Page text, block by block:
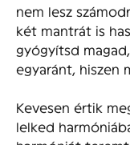
nem lesz
két mantrát is
gyógyítsd
egyaránt, hiszen
Kevesen értik
lelked